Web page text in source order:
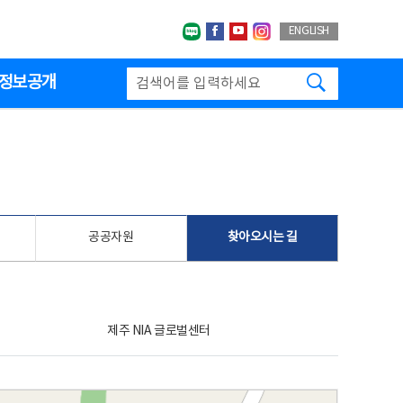
네이버블로그
페이스북
유투브인스타그랩
ENGLISH
보공개
공공자원 찾아오시는 길
제주 NIA 글로벌센터